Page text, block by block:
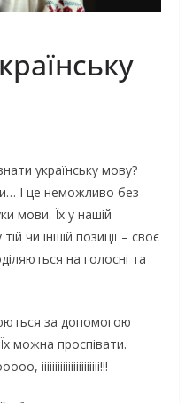
українську мову?
І це неможливо без
мови. Їх у нашій
чи іншій позиції – своє
на голосні та
за допомогою
можна проспівати.